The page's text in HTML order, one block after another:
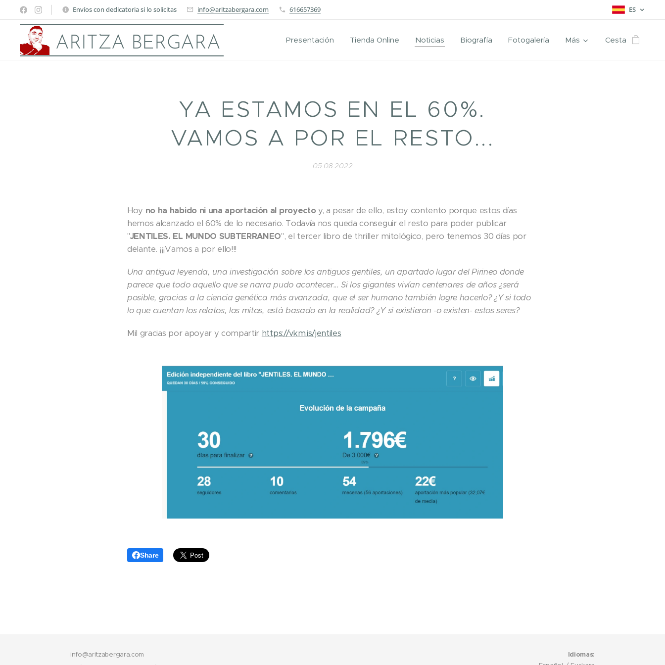
Envíos con dedicatoria si lo solicitas info@aritzabergara.com 616657369 ES
ARITZA BERGARA Presentación Tienda Online Noticias Biografía Fotogalería Más Cesta
YA ESTAMOS EN EL 60%.
VAMOS A POR EL RESTO...
05.08.2022
Hoy no ha habido ni una aportación al proyectoy, a pesar de ello, estoy contento porque estos días
hemos alcanzado el 60% de lo necesario. Todavía nos queda conseguir el resto para poder publicar
"JENTILES. EL MUNDO SUBTERRANEO", el tercer libro de thriller mitológico, pero tenemos 30 días por
delante. ¡¡¡Vamos a por ello!!!
Una antigua leyenda, una investigación sobre los antiguos gentiles, un apartado lugar del Pirineo donde
parece que todo aquello que se narra pudo acontecer... Si los gigantes vivían centenares de años ¿será
posible, gracias a la ciencia genética más avanzada, que el ser humano también logre hacerlo? ¿Y si todo
lo que cuentan los relatos, los mitos, está basado en la realidad? ¿Y si existieron -o existen- estos seres?
Mil gracias por apoyar y compartir https://vkm.is/jentiles
Share
info@aritzabergara.com
Idiomas